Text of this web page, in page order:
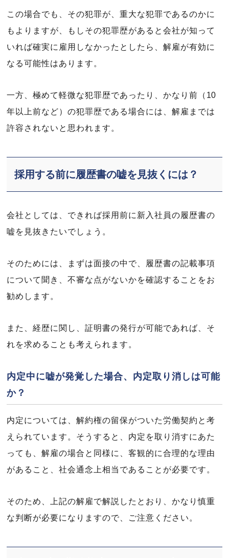
この場合でも、その犯罪が、重大な犯罪であるのかに
もよりますが、もしその犯罪歴があると会社が知って
いれば確実に雇用しなかったとしたら、解雇が有効に
なる可能性はあります。
一方、極めて軽微な犯罪歴であったり、かなり前（10
年以上前など）の犯罪歴である場合には、解雇までは
許容されないと思われます。
採用する前に履歴書の嘘を見抜くには？
会社としては、できれば採用前に新入社員の履歴書の
嘘を見抜きたいでしょう。
そのためには、まずは面接の中で、履歴書の記載事項
について聞き、不審な点がないかを確認することをお
勧めします。
また、経歴に関し、証明書の発行が可能であれば、そ
れを求めることも考えられます。
内定中に嘘が発覚した場合、内定取り消しは可能
か？
内定については、解約権の留保がついた労働契約と考
えられています。そうすると、内定を取り消すにあた
っても、解雇の場合と同様に、客観的に合理的な理由
があること、社会通念上相当であることが必要です。
そのため、上記の解雇で解説したとおり、かなり慎重
な判断が必要になりますので、ご注意ください。